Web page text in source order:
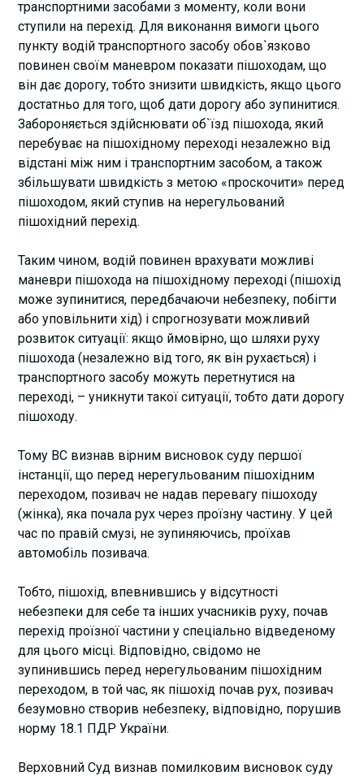
транспортними засобами з моменту, коли вони
ступили на перехід. Для виконання вимоги цього
пункту водій транспортного засобу обов`язково
повинен своїм маневром показати пішоходам, що
він дає дорогу, тобто знизити швидкість, якщо цього
достатньо для того, щоб дати дорогу або зупинитися.
Забороняється здійснювати об`їзд пішохода, який
перебуває на пішохідному переході незалежно від
відстані між ним і транспортним засобом, а також
збільшувати швидкість з метою «проскочити» перед
пішоходом, який ступив на нерегульований
пішохідний перехід.
Таким чином, водій повинен врахувати можливі
маневри пішохода на пішохідному переході (пішохід
може зупинитися, передбачаючи небезпеку, побігти
або уповільнити хід) і спрогнозувати можливий
розвиток ситуації: якщо ймовірно, що шляхи руху
пішохода (незалежно від того, як він рухається) і
транспортного засобу можуть перетнутися на
переході, – уникнути такої ситуації, тобто дати дорогу
пішоходу.
Тому ВС визнав вірним висновок суду першої
інстанції, що перед нерегульованим пішохідним
переходом, позивач не надав перевагу пішоходу
(жінка), яка почала рух через проїзну частину. У цей
час по правій смузі, не зупиняючись, проїхав
автомобіль позивача.
Тобто, пішохід, впевнившись у відсутності
небезпеки для себе та інших учасників руху, почав
перехід проїзної частини у спеціально відведеному
для цього місці. Відповідно, свідомо не
зупинившись перед нерегульованим пішохідним
переходом, в той час, як пішохід почав рух, позивач
безумовно створив небезпеку, відповідно, порушив
норму 18.1 ПДР України.
Верховний Суд визнав помилковим висновок суду